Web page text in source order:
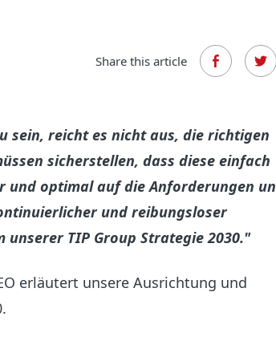
Share this article
sein, reicht es nicht aus, die richtigen
sicherstellen, dass diese einfach
optimal auf die Anforderungen
und reibungsloser
TIP Group Strategie 2030."
erläutert unsere Ausrichtung und